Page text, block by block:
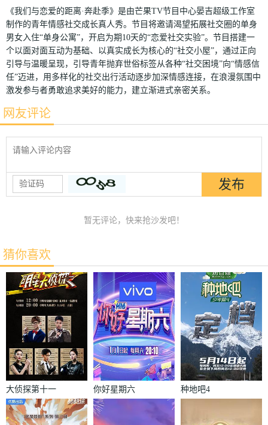
《我们与恋爱的距离·奔赴季》是由芒果TV节目中心晏吉超级工作室
制作的青年情感社交成长真人秀。节目将邀请渴望拓展社交圈的单身
男女入住“单身公寓”，开启为期10天的“恋爱社交实验”。节目搭建一
个以面对面互动为基础、以真实成长为核心的“社交小屋”，通过正向
引导与温暖呈现，引导青年抛弃世俗标签从各种“社交困境”向“情感信
任”迈进，用多样化的社交出行活动逐步加深情感连接，在浪漫氛围中
激发参与者勇敢追求美好的能力，建立渐进式亲密关系。
网友评论
暂无评论，快来抢沙发吧！
猜你喜欢
大侦探第十一
季
你好星期六 种地吧4